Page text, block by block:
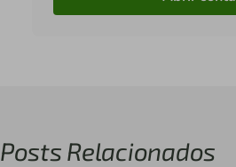
Posts Relacionados